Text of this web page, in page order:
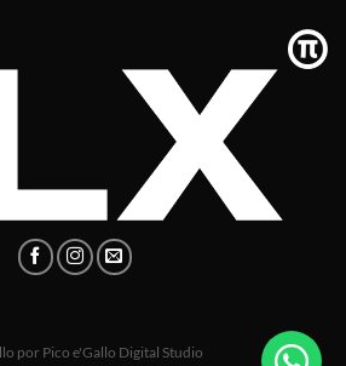
por Pico e'Gallo Digital Studio